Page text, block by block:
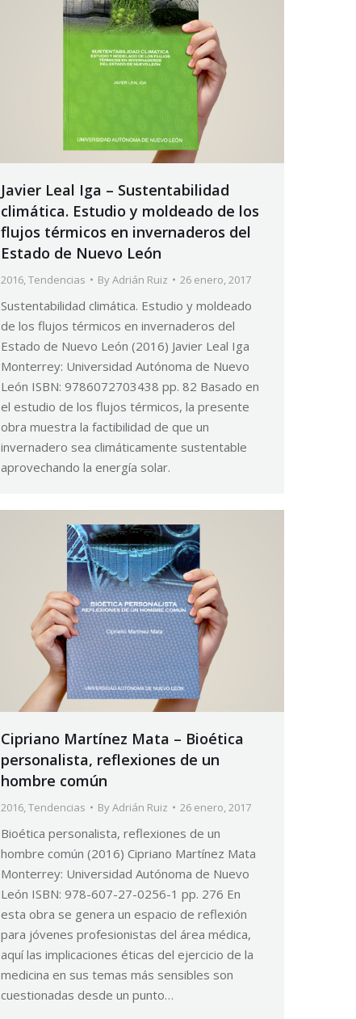
Javier Leal Iga – Sustentabilidad
climática. Estudio y moldeado de los
flujos térmicos en invernaderos del
Estado de Nuevo León
2016,Tendencias ByAdrián Ruiz 26 enero, 2017
Sustentabilidad climática. Estudio y moldeado
de los flujos térmicos en invernaderos del
Estado de Nuevo León (2016) Javier Leal Iga
Monterrey: Universidad Autónoma de Nuevo
León ISBN: 9786072703438 pp. 82 Basado en
el estudio de los flujos térmicos, la presente
obra muestra la factibilidad de que un
invernadero sea climáticamente sustentable
aprovechando la energía solar.
Cipriano Martínez Mata – Bioética
personalista, reflexiones de un
hombre común
2016,Tendencias ByAdrián Ruiz 26 enero, 2017
Bioética personalista, reflexiones de un
hombre común (2016) Cipriano Martínez Mata
Monterrey: Universidad Autónoma de Nuevo
León ISBN: 978-607-27-0256-1 pp. 276 En
esta obra se genera un espacio de reflexión
para jóvenes profesionistas del área médica,
aquí las implicaciones éticas del ejercicio de la
medicina en sus temas más sensibles son
cuestionadas desde un punto…